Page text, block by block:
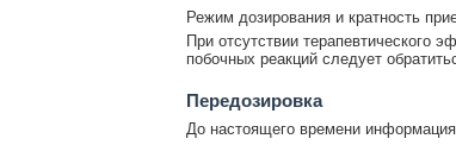
Режим дозирования и кратность
При отсутствии терапевтического
побочных реакций следует
Передозировка
До настоящего времени